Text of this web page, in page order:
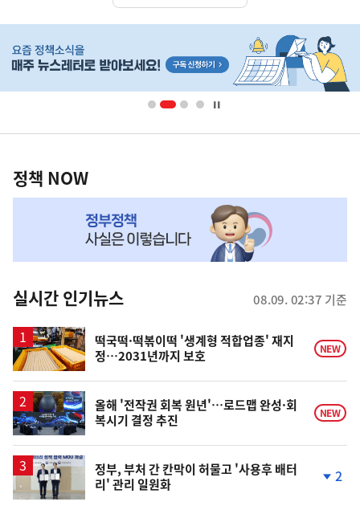
단
영
책
NOW,
뉴
스
정책 NOW
실시간 인기뉴스 08.09. 02:37 기준
떡국떡·떡볶이떡 '생계형 적합업종' 재지
정…2031년까지 보호
NEW
올해 '전작권 회복 원년'…로드맵 완성·회
복시기 결정 추진
NEW
정부, 부처 간 칸막이 허물고 '사용후 배터
리' 관리 일원화
2